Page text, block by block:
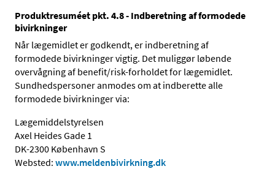
Produktresuméet pkt. 4.8 - Indberetning af formodede
bivirkninger
Når lægemidlet er godkendt, er indberetning af
formodede bivirkninger vigtig. Det muliggør løbende
overvågning af benefit/risk-forholdet for lægemidlet.
Sundhedspersoner anmodes om at indberette alle
formodede bivirkninger via:
Lægemiddelstyrelsen
Axel Heides Gade 1
DK-2300 København S
Websted: www.meldenbivirkning.dk